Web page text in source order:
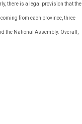
there is a legal provision that the
from each province, three
the National Assembly. Overall,